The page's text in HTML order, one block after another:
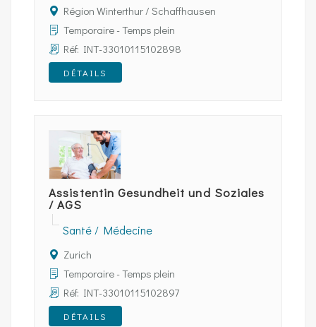
Région Winterthur / Schaffhausen
Temporaire - Temps plein
Réf: INT-33010115102898
DÉTAILS
Assistentin Gesundheit und Soziales
/ AGS
Santé / Médecine
Zurich
Temporaire - Temps plein
Réf: INT-33010115102897
DÉTAILS